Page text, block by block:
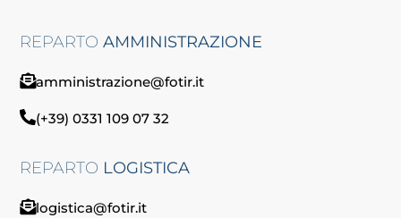
REPARTOAMMINISTRAZIONE
amministrazione@fotir.it
(+39) 0331 109 07 32
REPARTO LOGISTICA
logistica@fotir.it